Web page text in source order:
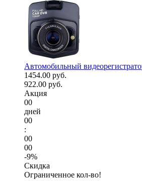
Автомобильный
1454.00 руб.
922.00 руб.
Акция
00
дней
00
:
00
00
-9%
Скидка
Ограниченное кол-во!